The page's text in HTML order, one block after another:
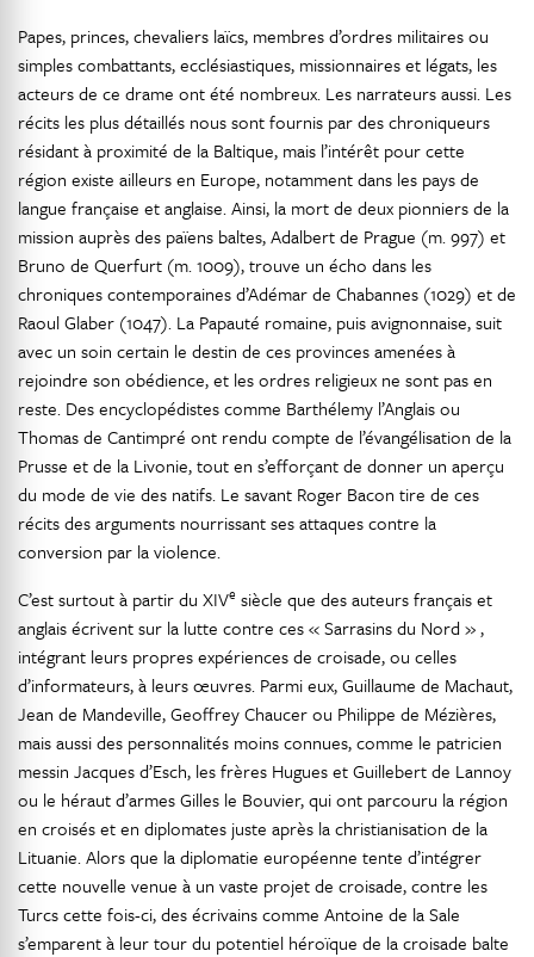
Papes, princes, chevaliers laïcs, membres d’ordres militaires ou
simples combattants, ecclésiastiques, missionnaires et légats, les
acteurs de ce drame ont été nombreux. Les narrateurs aussi. Les
récits les plus détaillés nous sont fournis par des chroniqueurs
résidant à proximité de la Baltique, mais l’intérêt pour cette
région existe ailleurs en Europe, notamment dans les pays de
langue française et anglaise. Ainsi, la mort de deux pionniers de la
mission auprès des païens baltes, Adalbert de Prague (m. 997) et
Bruno de Querfurt (m. 1009), trouve un écho dans les
chroniques contemporaines d’Adémar de Chabannes (1029) et de
Raoul Glaber (1047). La Papauté romaine, puis avignonnaise, suit
avec un soin certain le destin de ces provinces amenées à
rejoindre son obédience, et les ordres religieux ne sont pas en
reste. Des encyclopédistes comme Barthélemy l’Anglais ou
Thomas de Cantimpré ont rendu compte de l’évangélisation de la
Prusse et de la Livonie, tout en s’efforçant de donner un aperçu
du mode de vie des natifs. Le savant Roger Bacon tire de ces
récits des arguments nourrissant ses attaques contre la
conversion par la violence.
C’est surtout à partir du XIVe siècle que des auteurs français et
anglais écrivent sur la lutte contre ces « Sarrasins du Nord » ,
intégrant leurs propres expériences de croisade, ou celles
d’informateurs, à leurs œuvres. Parmi eux, Guillaume de Machaut,
Jean de Mandeville, Geoffrey Chaucer ou Philippe de Mézières,
mais aussi des personnalités moins connues, comme le patricien
messin Jacques d’Esch, les frères Hugues et Guillebert de Lannoy
ou le héraut d’armes Gilles le Bouvier, qui ont parcouru la région
en croisés et en diplomates juste après la christianisation de la
Lituanie. Alors que la diplomatie européenne tente d’intégrer
cette nouvelle venue à un vaste projet de croisade, contre les
Turcs cette fois-ci, des écrivains comme Antoine de la Sale
s’emparent à leur tour du potentiel héroïque de la croisade balte